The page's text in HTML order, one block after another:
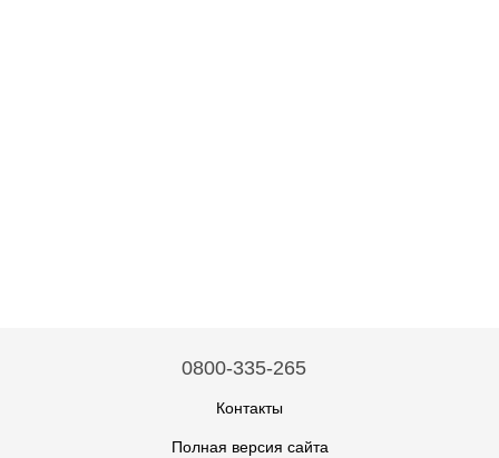
0800-335-265
Контакты
Полная версия сайта